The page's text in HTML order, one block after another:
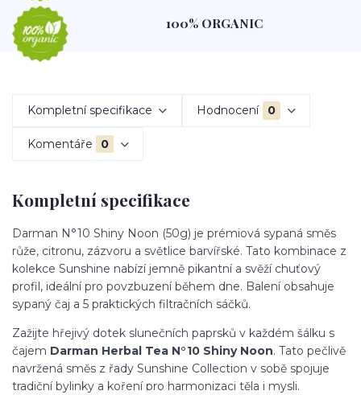
100% ORGANIC
Kompletní specifikace Hodnocení 0
Komentáře 0
Kompletní specifikace
Darman N°10 Shiny Noon (50g) je prémiová sypaná směs
růže, citronu, zázvoru a světlice barvířské. Tato kombinace z
kolekce Sunshine nabízí jemně pikantní a svěží chuťový
profil, ideální pro povzbuzení během dne. Balení obsahuje
sypaný čaj a 5 praktických filtračních sáčků.
Zažijte hřejivý dotek slunečních paprsků v každém šálku s
čajem Darman Herbal Tea N°10 Shiny Noon. Tato pečlivě
navržená směs z řady Sunshine Collection v sobě spojuje
tradiční bylinky a koření pro harmonizaci těla i mysli.